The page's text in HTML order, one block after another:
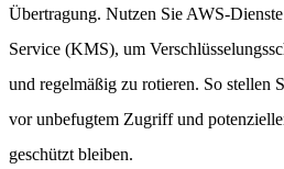
Übertragung. Nutzen Sie AWS-
Service (KMS), um
und regelmäßig zu rotieren. So stellen
vor unbefugtem Zugriff und
geschützt bleiben.